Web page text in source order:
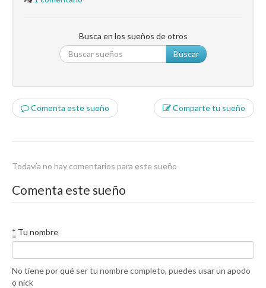
Busca en los sueños de otros
Buscar
Comenta este sueño Comparte tu sueño
Todavía no hay comentarios para este sueño
Comenta este sueño
* Tu nombre
No tiene por qué ser tu nombre completo, puedes usar un apodo
o nick